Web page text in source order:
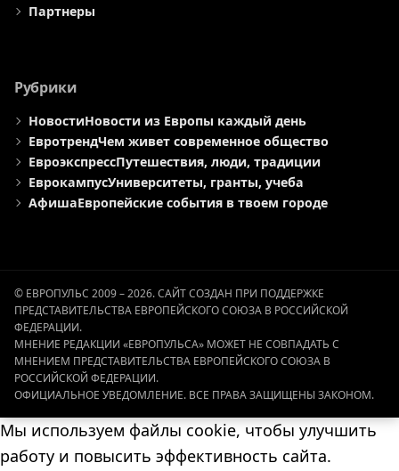
Партнеры
Рубрики
НовостиНовости из Европы каждый день
ЕвротрендЧем живет современное общество
ЕвроэкспрессПутешествия, люди, традиции
ЕврокампусУниверситеты, гранты, учеба
АфишаЕвропейские события в твоем городе
© ЕВРОПУЛЬС 2009 – 2026. САЙТ СОЗДАН ПРИ ПОДДЕРЖКЕ
ПРЕДСТАВИТЕЛЬСТВА ЕВРОПЕЙСКОГО СОЮЗА В РОССИЙСКОЙ
ФЕДЕРАЦИИ.
МНЕНИЕ РЕДАКЦИИ «ЕВРОПУЛЬСА» МОЖЕТ НЕ СОВПАДАТЬ С
МНЕНИЕМ ПРЕДСТАВИТЕЛЬСТВА ЕВРОПЕЙСКОГО СОЮЗА В
РОССИЙСКОЙ ФЕДЕРАЦИИ.
ОФИЦИАЛЬНОЕ УВЕДОМЛЕНИЕ. ВСЕ ПРАВА ЗАЩИЩЕНЫ ЗАКОНОМ.
Мы используем файлы cookie, чтобы улучшить
работу и повысить эффективность сайта.